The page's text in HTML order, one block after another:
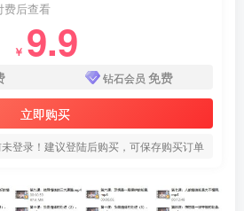
费后查看
￥ 9.9
钻石会员 免费
立即购买
登录！建议登陆后购买，可保存购买订单